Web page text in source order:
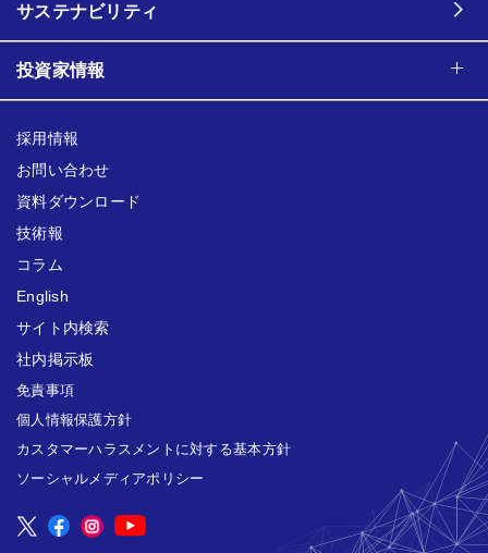
サステナビリティ
投資家情報
採用情報
お問い合わせ
資料ダウンロード
技術報
コラム
English
サイト内検索
社内掲示板
免責事項
個人情報保護方針
カスタマーハラスメントに対する基本方針
ソーシャルメディアポリシー